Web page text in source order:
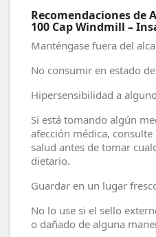
Recomendaciones de
100 Cap Windmill –
Manténgase fuera del
No consumir en estado
Hipersensibilidad a
Si está tomando algún
afección médica,
salud antes de tomar
dietario.
Guardar en un lugar
No lo use si el sello
o dañado de alguna